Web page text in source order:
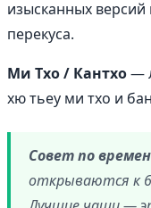
изысканных версий
перекуса.
Ми Тхо / Кантхо—
хю тьеу ми тхо и
Совет по
открываются к